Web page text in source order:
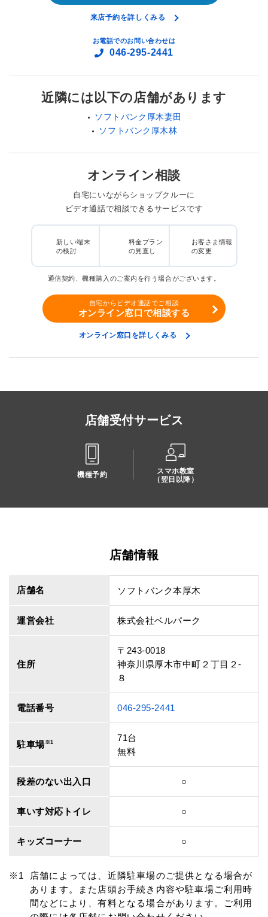
来店予約を詳しくみる
お電話でのお問い合わせは
046-295-2441
近隣には以下の店舗があります
ソフトバンク厚木妻田
ソフトバンク厚木林
オンライン相談
自宅にいながらショップクルーに
ビデオ通話で相談できるサービスです
新しい端末
の検討
料金プラン
の見直し
お客さま情報
の変更
通信契約、機種購入のご案内を行う場合がございます。
自宅からビデオ通話でご相談
オンライン窓口で相談する
オンライン窓口を詳しくみる
店舗受付サービス
機種予約
スマホ教室
（翌日以降）
店舗情報
店舗名 ソフトバンク本厚木
運営会社 株式会社ベルパーク
住所
〒243-0018
神奈川県厚木市中町２丁目２‐
８
電話番号 046-295-2441
駐車場※1
71台
無料
段差のない出入口 ○
車いす対応トイレ ○
キッズコーナー ○
店舗によっては、近隣駐車場のご提供となる場合が
あります。また店頭お手続き内容や駐車場ご利用時
間などにより、有料となる場合があります。ご利用